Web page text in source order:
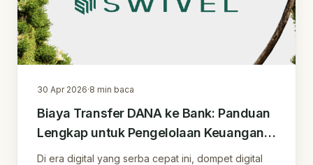
30 Apr 2026·8 min baca
Biaya Transfer DANA ke Bank: Panduan
Lengkap untuk Pengelolaan Keuangan
Digital yang Cerdas
Di era digital yang serba cepat ini, dompet digital